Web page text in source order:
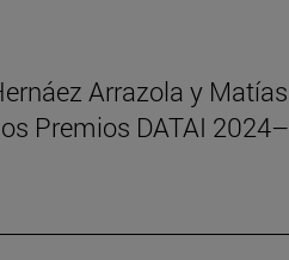
Arrazola y Matías
Premios DATAI